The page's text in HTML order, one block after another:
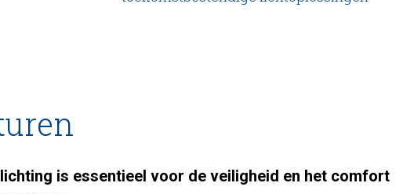
is essentieel voor de veiligheid en het comfort